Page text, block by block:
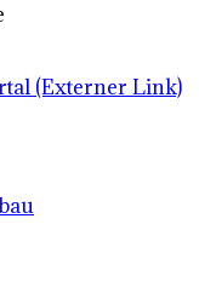
(Externer Link)